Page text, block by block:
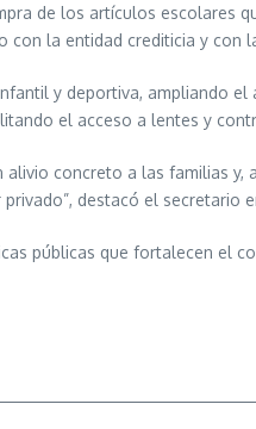
de los artículos escolares
la entidad crediticia y con
y deportiva, ampliando
el acceso a lentes y
concreto a las familias
destacó el secretario
públicas que fortalecen el